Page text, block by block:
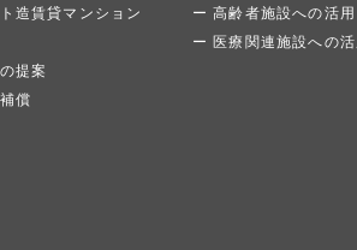
造賃貸マンション
提案
償
高齢者施設への活用
医療関連施設への活